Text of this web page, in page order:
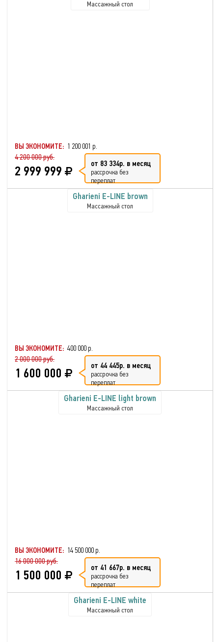
Массажный стол
ВЫ ЭКОНОМИТЕ: 1 200 001 р.
4 200 000 руб.
2 999 999 от 83 334р. в месяц
рассрочка без
переплат
Gharieni E-LINE brown
Массажный стол
ВЫ ЭКОНОМИТЕ: 400 000 р.
2 000 000 руб.
1 600 000 от 44 445р. в месяц
рассрочка без
переплат
Gharieni E-LINE light brown
Массажный стол
ВЫ ЭКОНОМИТЕ: 14 500 000 р.
16 000 000 руб.
1 500 000 от 41 667р. в месяц
рассрочка без
переплат
Gharieni E-LINE white
Массажный стол